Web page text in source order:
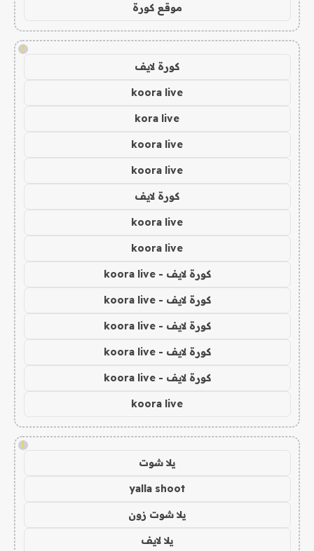
موقع كورة
!
كورة لايف
koora live
kora live
koora live
koora live
كورة لايف
koora live
koora live
كورة لايف - koora live
كورة لايف - koora live
كورة لايف - koora live
كورة لايف - koora live
كورة لايف - koora live
koora live
!
يلا شوت
yalla shoot
يلا شوت زون
يلا لايف